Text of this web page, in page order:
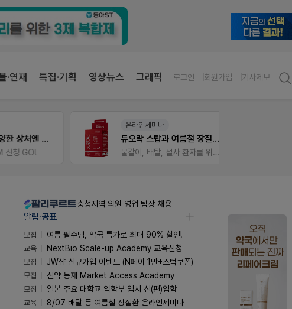
·연재 특집·기획 영상뉴스 그래픽 로그인 회원가입 기사제보
우리 가족 다양한 상처엔 비아핀!
GO!
온라인세미나
듀오락 스탑과 여름철 장질환 대응법
물갈이, 배탈, 설사 환자를 위한 실전 상담&판매 전략
충청지역 의원 영업 팀장 채용
알림·공표
모집
여름 필수템, 약국 특가로 최대 90% 할인!
교육
NextBio Scale-up Academy 교육신청
모집
JW샵 신규가입 이벤트 (N페이 1만+스벅쿠폰)
모집
신약 등재 Market Access Academy
모집
일본 주요 대학교 약학부 입시 신(편)입학
교육
8/07 배탈 등 여름철 장질환 온라인세미나